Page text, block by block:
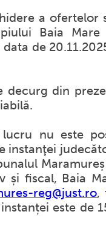
a ofertelor
Baia
de
decurg din
nu este
instanţei
și fiscal, Baia
reg@just.ro,
este de